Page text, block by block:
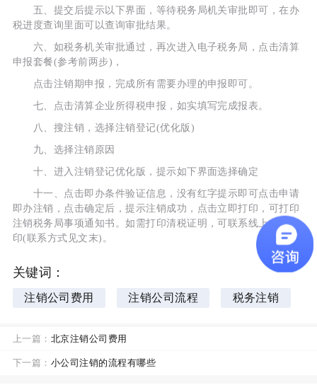
五、提交后提示以下界面，等待税务局机关审批即可，在办
税进度查询里面可以查询审批结果。
六、如税务机关审批通过，再次进入电子税务局，点击清算
申报套餐(参考前两步)，
点击注销期申报，完成所有需要办理的申报即可。
七、点击清算企业所得税申报，如实填写完成报表。
八、搜注销，选择注销登记(优化版)
九、选择注销原因
十、进入注销登记优化版，提示如下界面选择确定
十一、点击即办条件验证信息，没有红字提示即可点击申请
即办注销，点击确定后，提示注销成功，点击立即打印，可打印
注销税务局事项通知书。如需打印清税证明，可联系线上中心打
印(联系方式见文末)。
关键词：
注销公司费用 注销公司流程 税务注销
上一篇： 北京注销公司费用
下一篇： 小公司注销的流程有哪些